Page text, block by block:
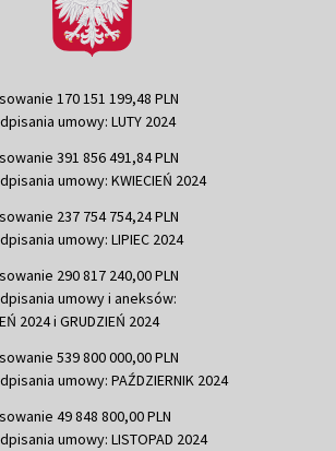
170 151 199,48 PLN
umowy: LUTY 2024
391 856 491,84 PLN
umowy: KWIECIEŃ 2024
237 754 754,24 PLN
umowy: LIPIEC 2024
290 817 240,00 PLN
umowy i aneksów:
2024 i GRUDZIEŃ 2024
539 800 000,00 PLN
umowy: PAŹDZIERNIK 2024
49 848 800,00 PLN
umowy: LISTOPAD 2024